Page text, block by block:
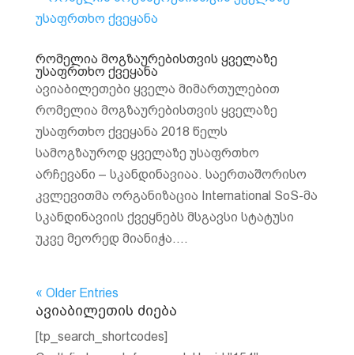
რომელია მოგზაურებისთვის ყველაზე
უსაფრთხო ქვეყანა
ავიაბილეთები ყველა მიმართულებით
რომელია მოგზაურებისთვის ყველაზე
უსაფრთხო ქვეყანა 2018 წელს
სამოგზაუროდ ყველაზე უსაფრთხო
არჩევანი – სკანდინავიაა. საერთაშორისო
კვლევითმა ორგანიზაცია International SoS-მა
სკანდინავიის ქვეყნებს მსგავსი სტატუსი
უკვე მეორედ მიანიჭა....
« Older Entries
ავიაბილეთის ძიება
[tp_search_shortcodes]